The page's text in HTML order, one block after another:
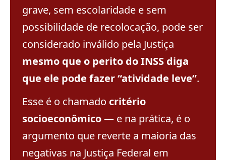
grave, sem escolaridade e sem
possibilidade de recolocação, pode ser
considerado inválido pela Justiça
mesmo que o perito do INSS diga
que ele pode fazer “atividade leve”.
Esse é o chamado critério
socioeconômico— e na prática, é o
argumento que reverte a maioria das
negativas na Justiça Federal em